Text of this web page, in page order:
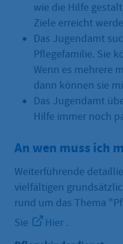
wie die Hilfe
Ziele erreicht
Das Jugendamt
Pflegefamilie. Sie
Wenn es mehrere
dann können sie
Das Jugendamt
Hilfe immer noch
An wen muss ich
Weiterführende
vielfältigen
rund um das Thema
Sie
Hier .